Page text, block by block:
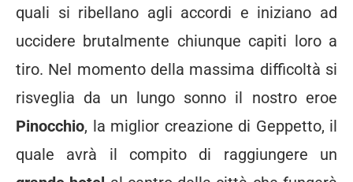
quali si ribellano agli accordi e iniziano ad
uccidere brutalmente chiunque capiti loro a
tiro. Nel momento della massima difficoltà si
risveglia da un lungo sonno il nostro eroe
Pinocchio, la miglior creazione di Geppetto, il
quale avrà il compito di raggiungere un